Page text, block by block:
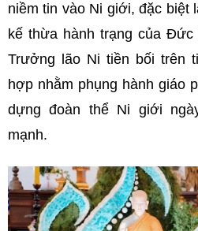
niềm tin vào Ni giới, đặc biệt
kế thừa hành trạng của
Trưởng lão Ni tiền bối trên
hợp nhằm phụng hành giáo
dựng đoàn thể Ni giới
mạnh.